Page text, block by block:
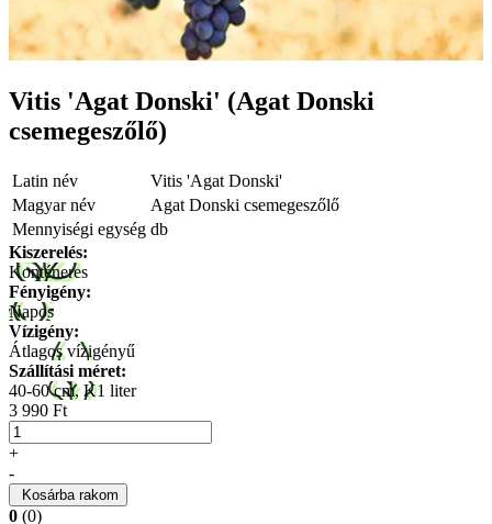
Vitis 'Agat Donski' (Agat Donski
csemegeszőlő)
Latin név
Vitis 'Agat Donski'
Magyar név
Agat Donski csemegeszőlő
Mennyiségi egység db
Kiszerelés:
Konténeres
Fényigény:
Napos
Vízigény:
Átlagos vízigényű
Szállítási méret:
40-60 cm, K1 liter
3 990 Ft
+
-
Kosárba rakom
0 (0)